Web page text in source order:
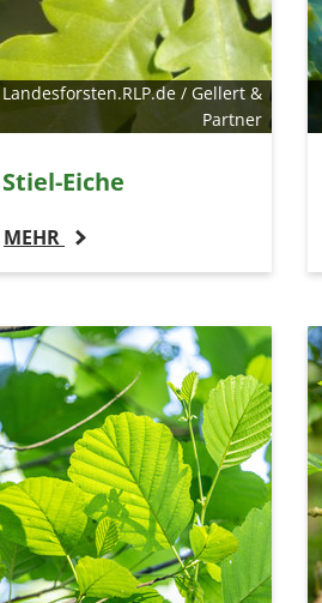
/ Gellert &
Partner
Stiel-Eiche
MEHR